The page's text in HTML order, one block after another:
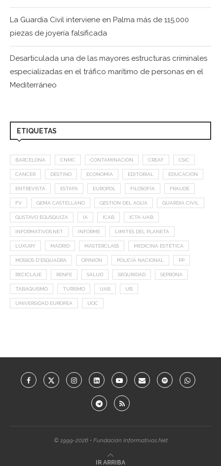
La Guardia Civil interviene en Palma más de 115.000
piezas de joyería falsificada
Desarticulada una de las mayores estructuras criminales
especializadas en el tráfico marítimo de personas en el
Mediterráneo
ETIQUETAS
BARCELONA CNMC CONTAMINACIÓN CREAF CSIC
CÁNCER DESTINO ECONOMÍA EDITORIAL EDUCACIÓN
ENTREVISTA ESTAFA EUROPOL FILOSOFÍA FRAUDE
FV GEMA CASTELLANO GESTION DEL AGUA GUARDIA CIVIL
GUSTAVO EGUSQUIZA IA ICAB ICTA-UAB
INFORMATIVOS.NET INFORME LIMITES DEL PLANETA
LUXURY MADRID MASTERCLASS MEDICINA ESTÉTICA
MOSSOS D'ESQUADRA OPINIÓN POLICÍA NACIONAL PP
RECICLAJE RENFE SALUD SEGURIDAD SEPRONA
TABAQUISMO TURISMO UAB UB
UNIVERSIDAD EUROPEA UOC
© 1999-2026 • Fundación Informativos.Net
IR ARRIBA